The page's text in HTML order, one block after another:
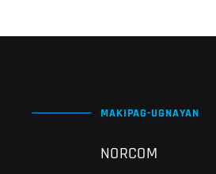
MAKIPAG-UGNAYAN
NORCOM